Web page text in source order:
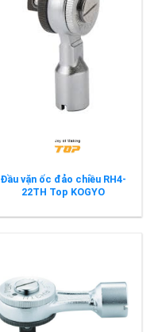
Đầu vặn ốc đảo chiều RH4-
22TH Top KOGYO